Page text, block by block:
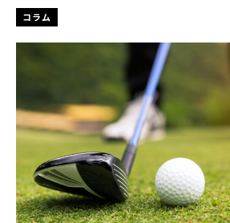
コラム